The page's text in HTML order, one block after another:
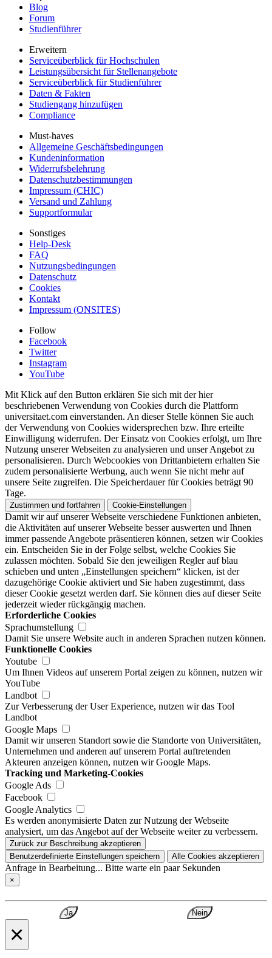
Blog
Forum
Studienführer
Erweitern
Serviceüberblick für Hochschulen
Leistungsübersicht für Stellenangebote
Serviceüberblick für Studienführer
Daten & Fakten
Studiengang hinzufügen
Compliance
Must-haves
Allgemeine Geschäftsbedingungen
Kundeninformation
Widerrufsbelehrung
Datenschutzbestimmungen
Impressum (CHIC)
Versand und Zahlung
Supportformular
Sonstiges
Help-Desk
FAQ
Nutzungsbedingungen
Datenschutz
Cookies
Kontakt
Impressum (ONSITES)
Follow
Facebook
Twitter
Instagram
YouTube
Mit Klick auf den Button erklären Sie sich mit der hier
beschriebenen Verwendung von Cookies durch die Plattform
universitaet.com einverstanden. An dieser Stelle können Sie auch
der Verwendung von Cookies widersprechen bzw. Ihre erteilte
Einwilligung widerrufen. Der Einsatz von Cookies erfolgt, um Ihre
Nutzung unserer Webseiten zu analysieren und unser Angebot zu
personalisieren. Durch Webcookies von Drittanbietern erhalten Sie
zudem personalisierte Werbung, auch wenn Sie nicht mehr auf
unsere Seite zugreifen. Die Speicherdauer für Cookies beträgt 90
Tage.
Zustimmen und fortfahren Cookie-Einstellungen
Damit wir auf unserer Webseite verschiedene Funktionen anbieten,
die Aktivitäten auf unserer Webseite besser auswerten und Ihnen
immer passende Angebote präsentieren können, setzen wir Cookies
ein. Entscheiden Sie in der Folge selbst, welche Cookies Sie
zulassen möchten. Sobald Sie den jeweiligen Regler auf blau
schieben und unten „Einstellungen speichern“ klicken, ist der
dazugehörige Cookie aktiviert und Sie haben zugestimmt, dass
dieser Cookie gesetzt werden darf. Sie können dies auf dieser Seite
jederzeit wieder rückgängig machen.
Erforderliche Cookies
Sprachumstellung
Damit Sie unsere Website auch in anderen Sprachen nutzen können.
Funktionelle Cookies
Youtube
Um Ihnen Videos auf unserem Portal zeigen zu können, nutzen wir
YouTube
Landbot
Zur Verbesserung der User Experience, nutzen wir das Tool
Landbot
Google Maps
Damit wir unseren Standort sowie die Standorte von Universitäten,
Unternehmen und anderen auf unserem Portal auftretenden
Akteuren anzeigen können, nutzen wir Google Maps.
Tracking und Marketing-Cookies
Google Ads
Facebook
Google Analytics
Es werden anonymisierte Daten zur Nutzung der Webseite
analysiert, um das Angebot auf der Webseite weiter zu verbessern.
Zurück zur Beschreibung akzeptieren
Benutzerdefinierte Einstellungen speichern
Alle Cookies akzeptieren
Anfrage in Bearbeitung... Bitte warte ein paar Sekunden
×
Ja Nein
×